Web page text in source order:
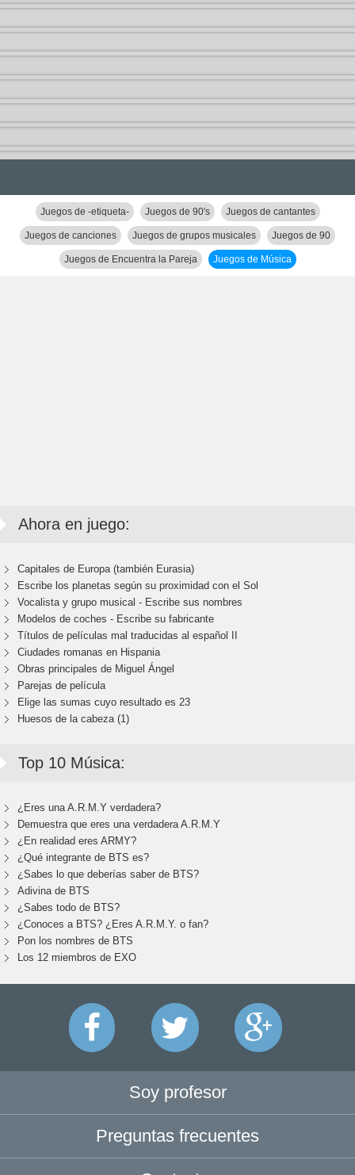
Juegos de -etiqueta- Juegos de 90's Juegos de cantantes
Juegos de canciones Juegos de grupos musicales Juegos de 90
Juegos de Encuentra la Pareja Juegos de Música
Ahora en juego:
Capitales de Europa (también Eurasia)
Escribe los planetas según su proximidad con el Sol
Vocalista y grupo musical - Escribe sus nombres
Modelos de coches - Escribe su fabricante
Títulos de películas mal traducidas al español II
Ciudades romanas en Hispania
Obras principales de Miguel Ángel
Parejas de película
Elige las sumas cuyo resultado es 23
Huesos de la cabeza (1)
Top 10 Música:
¿Eres una A.R.M.Y verdadera?
Demuestra que eres una verdadera A.R.M.Y
¿En realidad eres ARMY?
¿Qué integrante de BTS es?
¿Sabes lo que deberías saber de BTS?
Adivina de BTS
¿Sabes todo de BTS?
¿Conoces a BTS? ¿Eres A.R.M.Y. o fan?
Pon los nombres de BTS
Los 12 miembros de EXO
Soy profesor
Preguntas frecuentes